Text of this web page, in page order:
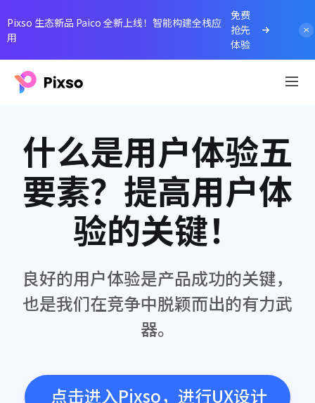
Pixso 生态新品 Paico 全新上线！智能构建全栈应
用
免费
抢先
体验
什么是用户体验五
要素？提高用户体
验的关键！
良好的用户体验是产品成功的关键，
也是我们在竞争中脱颖而出的有力武
器。
点击进入Pixso，进行UX设计